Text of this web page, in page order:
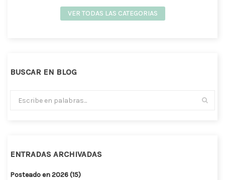
VER TODAS LAS CATEGORIAS
BUSCAR EN BLOG
ENTRADAS ARCHIVADAS
Posteado en 2026 (15)